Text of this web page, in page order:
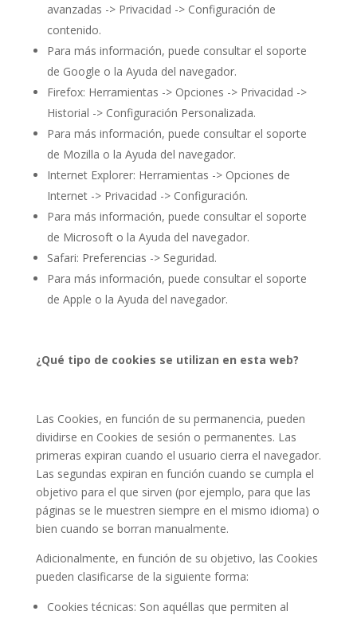
avanzadas -> Privacidad -> Configuración de
contenido.
Para más información, puede consultar el soporte
de Google o la Ayuda del navegador.
Firefox: Herramientas -> Opciones -> Privacidad ->
Historial -> Configuración Personalizada.
Para más información, puede consultar el soporte
de Mozilla o la Ayuda del navegador.
Internet Explorer: Herramientas -> Opciones de
Internet -> Privacidad -> Configuración.
Para más información, puede consultar el soporte
de Microsoft o la Ayuda del navegador.
Safari: Preferencias -> Seguridad.
Para más información, puede consultar el soporte
de Apple o la Ayuda del navegador.
¿Qué tipo de cookies se utilizan en esta web?
Las Cookies, en función de su permanencia, pueden
dividirse en Cookies de sesión o permanentes. Las
primeras expiran cuando el usuario cierra el navegador.
Las segundas expiran en función cuando se cumpla el
objetivo para el que sirven (por ejemplo, para que las
páginas se le muestren siempre en el mismo idioma) o
bien cuando se borran manualmente.
Adicionalmente, en función de su objetivo, las Cookies
pueden clasificarse de la siguiente forma:
Cookies técnicas: Son aquéllas que permiten al